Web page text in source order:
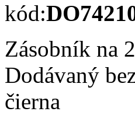
kód:
Zásobník na
Dodávaný
čierna